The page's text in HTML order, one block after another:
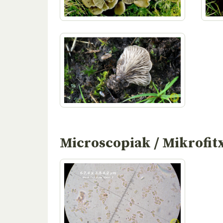
Microscopiak /